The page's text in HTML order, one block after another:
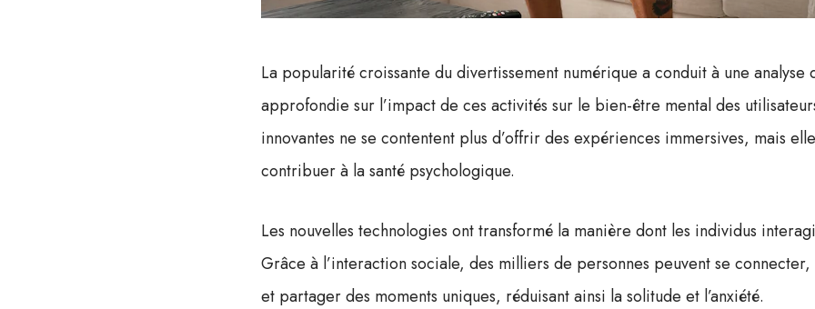
La popularité croissante du divertissement numérique a conduit à une analyse
approfondie sur l’impact de ces activités sur le bien-être mental des
innovantes ne se contentent plus d’offrir des expériences immersives, mais
contribuer à la santé psychologique.
Les nouvelles technologies ont transformé la manière dont les individus
Grâce à l’interaction sociale, des milliers de personnes peuvent se
et partager des moments uniques, réduisant ainsi la solitude et l’anxiété.